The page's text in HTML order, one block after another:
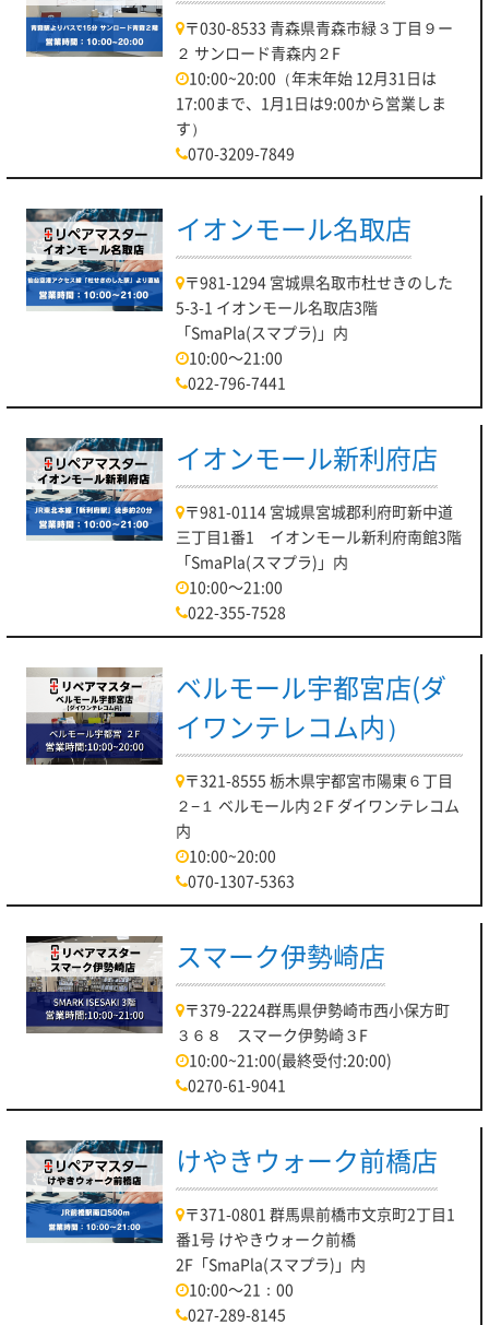
〒030-8533 青森県青森市緑３丁目９ー
２ サンロード青森内２F
10:00~20:00（年末年始 12月31日は
17:00まで、1月1日は9:00から営業しま
す）
070-3209-7849
イオンモール名取店
〒981-1294 宮城県名取市杜せきのした
5-3-1 イオンモール名取店3階
「SmaPla(スマプラ)」内
10:00～21:00
022-796-7441
イオンモール新利府店
〒981-0114 宮城県宮城郡利府町新中道
三丁目1番1 イオンモール新利府南館3階
「SmaPla(スマプラ)」内
10:00～21:00
022-355-7528
ベルモール宇都宮店(ダ
イワンテレコム内）
〒321-8555 栃木県宇都宮市陽東６丁目
２−１ ベルモール内２F ダイワンテレコム
内
10:00~20:00
070-1307-5363
スマーク伊勢崎店
〒379-2224群馬県伊勢崎市西小保方町
３６８ スマーク伊勢崎３F
10:00~21:00(最終受付:20:00)
0270-61-9041
けやきウォーク前橋店
〒371-0801 群馬県前橋市文京町2丁目1
番1号 けやきウォーク前橋
2F「SmaPla(スマプラ)」内
10:00～21：00
027-289-8145